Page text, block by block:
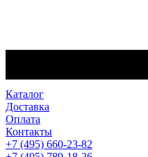
Каталог
Доставка
Оплата
Контакты
+7 (495) 660-23-82